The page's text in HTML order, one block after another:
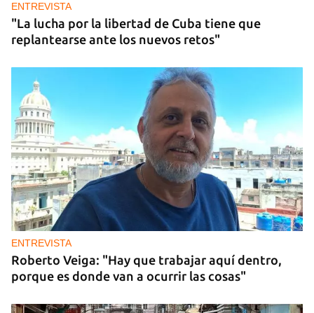
ENTREVISTA
"La lucha por la libertad de Cuba tiene que
replantearse ante los nuevos retos"
ENTREVISTA
Roberto Veiga: "Hay que trabajar aquí dentro,
porque es donde van a ocurrir las cosas"